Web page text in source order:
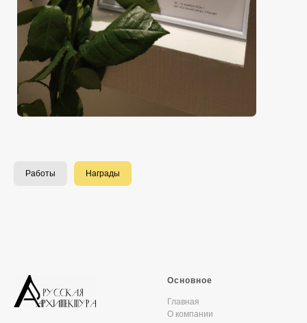
Работы Награды
Основное
Главная
О компании